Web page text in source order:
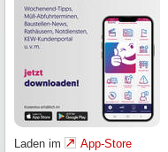
Laden im
App-Store